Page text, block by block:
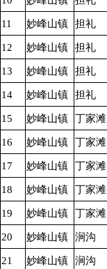
11 妙峰山镇 担礼
12 妙峰山镇 担礼
13 妙峰山镇 担礼
14 妙峰山镇 担礼
15 妙峰山镇 丁家滩
16 妙峰山镇 丁家滩
17 妙峰山镇 丁家滩
18 妙峰山镇 丁家滩
19 妙峰山镇 丁家滩
20 妙峰山镇 涧沟
21 妙峰山镇 涧沟